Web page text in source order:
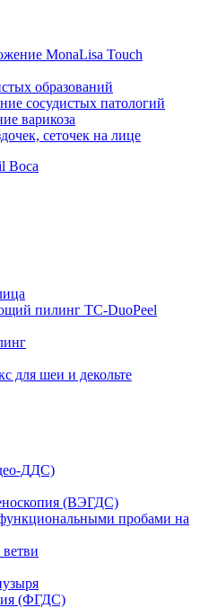
MonaLisa Touch
образований
сосудистых патологий
варикоза
сеточек на лице
Boca
пилинг TC-DuoPeel
для шеи и декольте
ДДС)
(ВЭГДС)
пробами на
(ФГДС)